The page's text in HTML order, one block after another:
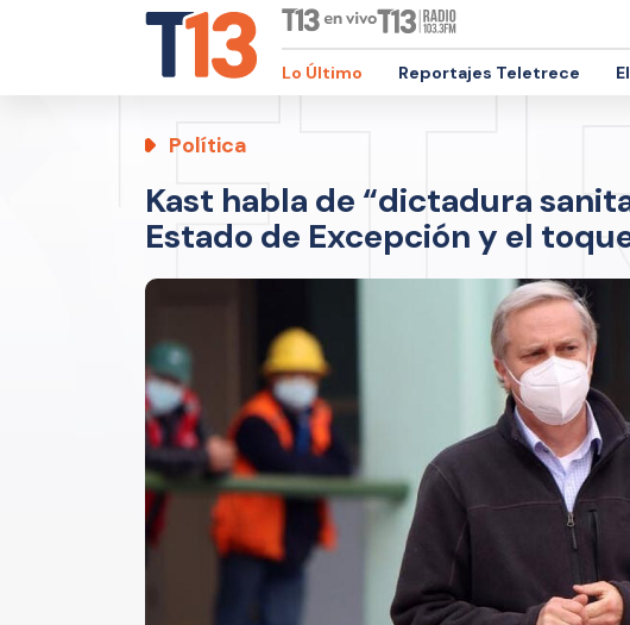
Lo Último Reportajes Teletrece
Política
Kast habla de “dictadura
Estado de Excepción y el